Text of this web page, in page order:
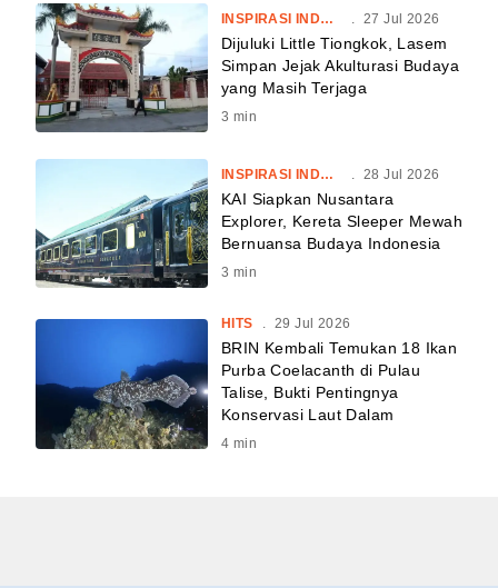
INSPIRASI INDONESIA . 27 Jul 2026
Dijuluki Little Tiongkok, Lasem
Simpan Jejak Akulturasi Budaya
yang Masih Terjaga
3 min
INSPIRASI INDONESIA . 28 Jul 2026
KAI Siapkan Nusantara
Explorer, Kereta Sleeper Mewah
Bernuansa Budaya Indonesia
3 min
HITS . 29 Jul 2026
BRIN Kembali Temukan 18 Ikan
Purba Coelacanth di Pulau
Talise, Bukti Pentingnya
Konservasi Laut Dalam
4 min